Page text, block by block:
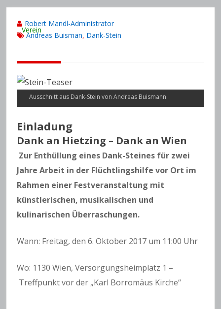
Verein
Robert Mandl-Administrator
Andreas Buisman Dank-Stein
Ausschnitt aus Dank-Stein von Andreas Buismann
Einladung
Dank an Hietzing – Dank an Wien
Zur Enthüllung eines Dank-Steines für zwei
Jahre Arbeit in der Flüchtlingshilfe vor Ort im
Rahmen einer Festveranstaltung mit
künstlerischen, musikalischen und
kulinarischen Überraschungen.
Wann: Freitag, den 6. Oktober 2017 um 11:00 Uhr
Wo: 1130 Wien, Versorgungsheimplatz 1 –
Treffpunkt vor der „Karl Borromäus Kirche“